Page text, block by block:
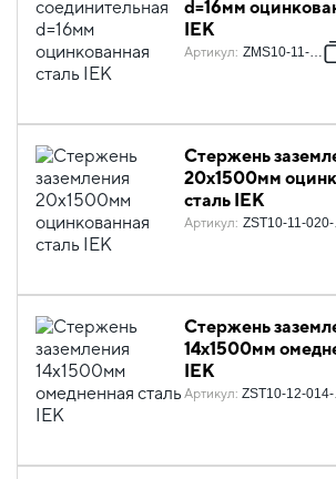
d=16мм
IEK
Артикул: ZMS10-11-016
Стержень
20х1500мм
сталь IEK
Артикул: ZST10-11-
Стержень
14х1500мм
IEK
Артикул: ZST10-12-